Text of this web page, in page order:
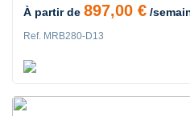
À partir de 897,00 € /
Ref. MRB280-D13